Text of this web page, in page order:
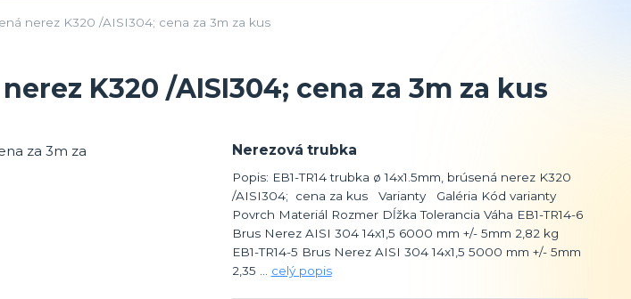
nerez K320 /AISI304; cena za 3m za kus
K320 /AISI304; cena za 3m za kus
Nerezová trubka
Popis: EB1-TR14 trubka ø 14x1.5mm, brúsená nerez K320
/AISI304; cena za kus Varianty Galéria Kód varianty
Povrch Materiál Rozmer Dĺžka Tolerancia Váha EB1-TR14-6
Brus Nerez AISI 304 14x1,5 6000 mm +/- 5mm 2,82 kg
EB1-TR14-5 Brus Nerez AISI 304 14x1,5 5000 mm +/- 5mm
2,35 ... celý popis